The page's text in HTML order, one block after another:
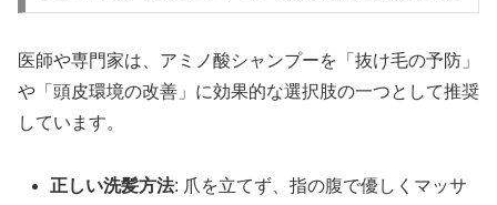
医師や専門家は、アミノ酸シャンプーを「抜け毛の予防」
や「頭皮環境の改善」に効果的な選択肢の一つとして推奨
しています。
正しい洗髪方法: 爪を立てず、指の腹で優しくマッサ